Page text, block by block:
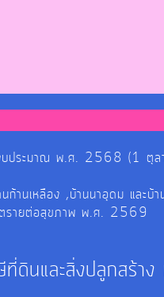
ำปีงบประมาณ พ.ศ. 2568
ก้านเหลือง ,บ้านนาอุดม และบ้า
นตรายต่อสุขภาพ พ.ศ. 2569
ที่ดินและสิ่งปลูกสร้